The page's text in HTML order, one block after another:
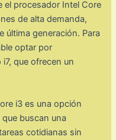
el procesador Intel Core
de alta demanda,
última generación. Para
optar por
que ofrecen un
i3 es una opción
buscan una
cotidianas sin